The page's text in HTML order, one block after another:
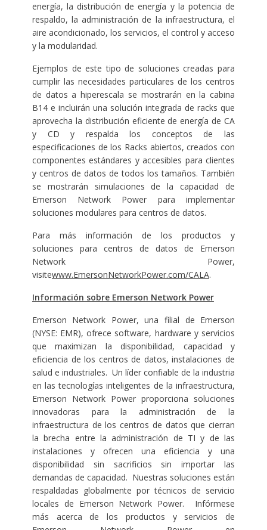
energía, la distribución de energía y la potencia de
respaldo, la administración de la infraestructura, el
aire acondicionado, los servicios, el control y acceso
y la modularidad.
Ejemplos de este tipo de soluciones creadas para
cumplir las necesidades particulares de los centros
de datos a hiperescala se mostrarán en la cabina
B14 e incluirán una solución integrada de racks que
aprovecha la distribución eficiente de energía de CA
y CD y respalda los conceptos de las
especificaciones de los Racks abiertos, creados con
componentes estándares y accesibles para clientes
y centros de datos de todos los tamaños. También
se mostrarán simulaciones de la capacidad de
Emerson Network Power para implementar
soluciones modulares para centros de datos.
Para más información de los productos y
soluciones para centros de datos de Emerson
Network Power,
visitewww.EmersonNetworkPower.com/CALA.
Información sobre Emerson Network Power
Emerson Network Power, una filial de Emerson
(NYSE: EMR), ofrece software, hardware y servicios
que maximizan la disponibilidad, capacidad y
eficiencia de los centros de datos, instalaciones de
salud e industriales. Un líder confiable de la industria
en las tecnologías inteligentes de la infraestructura,
Emerson Network Power proporciona soluciones
innovadoras para la administración de la
infraestructura de los centros de datos que cierran
la brecha entre la administración de TI y de las
instalaciones y ofrecen una eficiencia y una
disponibilidad sin sacrificios sin importar las
demandas de capacidad. Nuestras soluciones están
respaldadas globalmente por técnicos de servicio
locales de Emerson Network Power. Infórmese
más acerca de los productos y servicios de